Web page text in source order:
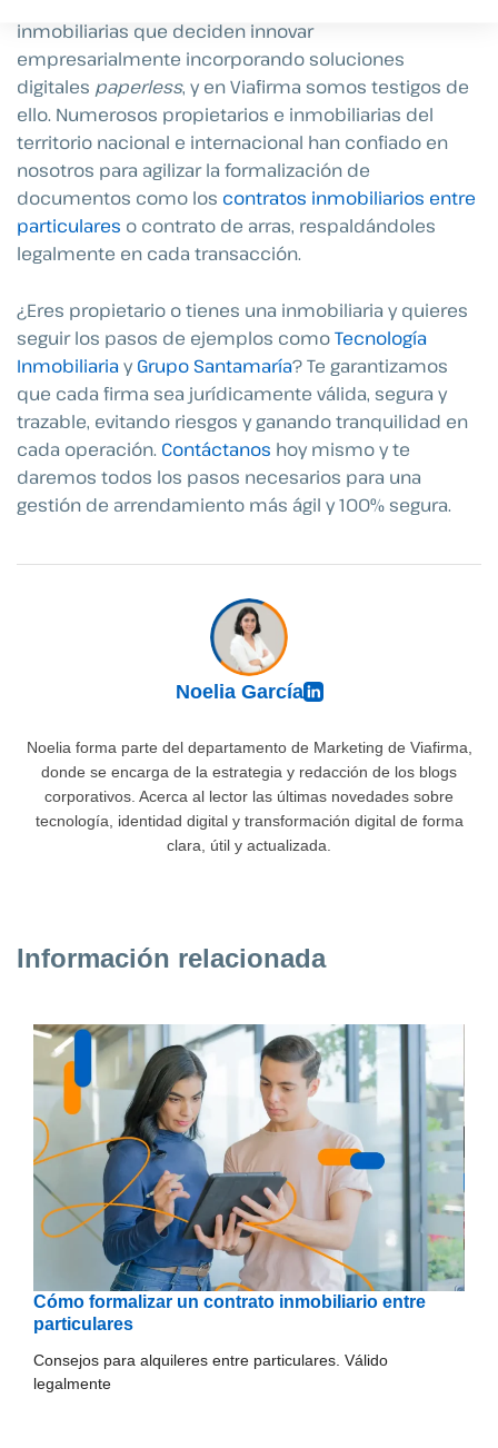
inmobiliarias que deciden innovar
empresarialmente incorporando soluciones
digitales paperless, y en Viafirma somos testigos de
ello. Numerosos propietarios e inmobiliarias del
territorio nacional e internacional han confiado en
nosotros para agilizar la formalización de
documentos como los contratos inmobiliarios entre
particulares o contrato de arras, respaldándoles
legalmente en cada transacción.
¿Eres propietario o tienes una inmobiliaria y quieres
seguir los pasos de ejemplos comoTecnología
InmobiliariayGrupo Santamaría? Te garantizamos
que cada firma sea jurídicamente válida, segura y
trazable, evitando riesgos y ganando tranquilidad en
cada operación. Contáctanos hoy mismo y te
daremos todos los pasos necesarios para una
gestión de arrendamiento más ágil y 100% segura.
Noelia García
Noelia forma parte del departamento de Marketing de Viafirma,
donde se encarga de la estrategia y redacción de los blogs
corporativos. Acerca al lector las últimas novedades sobre
tecnología, identidad digital y transformación digital de forma
clara, útil y actualizada.
Información relacionada
Cómo formalizar un contrato inmobiliario entre
particulares
Consejos para alquileres entre particulares. Válido
legalmente